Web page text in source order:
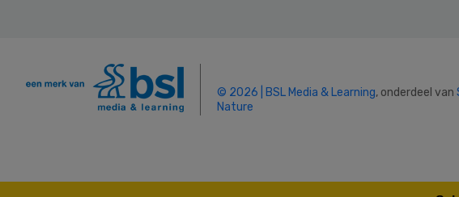
© 2026 | BSL Media & Learning, onderdeel van
Nature